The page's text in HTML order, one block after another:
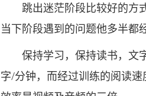
跳出迷茫阶段比较好的方式
当下阶段遇到的问题他多半都
保持学习，保持读书，文字
字/分钟，而经过训练的阅读